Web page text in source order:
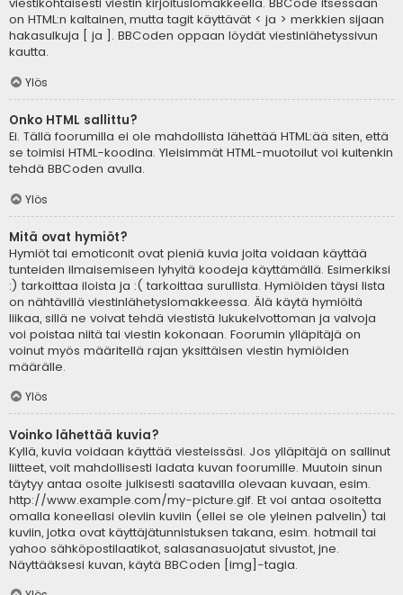
viestikohtaisesti viestin kirjoituslomakkeella. BBCode itsessään
on HTML:n kaltainen, mutta tagit käyttävät < ja > merkkien sijaan
hakasulkuja [ ja ]. BBCoden oppaan löydät viestinlähetyssivun
kautta.
Ylös
Onko HTML sallittu?
Ei. Tällä foorumilla ei ole mahdollista lähettää HTML:ää siten, että
se toimisi HTML-koodina. Yleisimmät HTML-muotoilut voi kuitenkin
tehdä BBCoden avulla.
Ylös
Mitä ovat hymiöt?
Hymiöt tai emoticonit ovat pieniä kuvia joita voidaan käyttää
tunteiden ilmaisemiseen lyhyitä koodeja käyttämällä. Esimerkiksi
:) tarkoittaa iloista ja :( tarkoittaa surullista. Hymiöiden täysi lista
on nähtävillä viestinlähetyslomakkeessa. Älä käytä hymiöitä
liikaa, sillä ne voivat tehdä viestistä lukukelvottoman ja valvoja
voi poistaa niitä tai viestin kokonaan. Foorumin ylläpitäjä on
voinut myös määritellä rajan yksittäisen viestin hymiöiden
määrälle.
Ylös
Voinko lähettää kuvia?
Kyllä, kuvia voidaan käyttää viesteissäsi. Jos ylläpitäjä on sallinut
liitteet, voit mahdollisesti ladata kuvan foorumille. Muutoin sinun
täytyy antaa osoite julkisesti saatavilla olevaan kuvaan, esim.
http://www.example.com/my-picture.gif. Et voi antaa osoitetta
omalla koneellasi oleviin kuviin (ellei se ole yleinen palvelin) tai
kuviin, jotka ovat käyttäjätunnistuksen takana, esim. hotmail tai
yahoo sähköpostilaatikot, salasanasuojatut sivustot, jne.
Näyttääksesi kuvan, käytä BBCoden [img]-tagia.